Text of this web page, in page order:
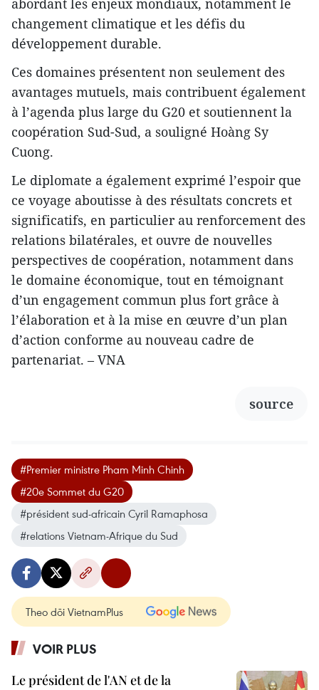
abordant les enjeux mondiaux, notamment le
changement climatique et les défis du
développement durable.
Ces domaines présentent non seulement des
avantages mutuels, mais contribuent également
à l’agenda plus large du G20 et soutiennent la
coopération Sud-Sud, a souligné Hoàng Sy
Cuong.
Le diplomate a également exprimé l’espoir que
ce voyage aboutisse à des résultats concrets et
significatifs, en particulier au renforcement des
relations bilatérales, et ouvre de nouvelles
perspectives de coopération, notamment dans
le domaine économique, tout en témoignant
d’un engagement commun plus fort grâce à
l’élaboration et à la mise en œuvre d’un plan
d’action conforme au nouveau cadre de
partenariat. – VNA
source
#Premier ministre Pham Minh Chinh
#20e Sommet du G20
#président sud-africain Cyril Ramaphosa
#relations Vietnam-Afrique du Sud
Theo dõi VietnamPlus
VOIR PLUS
Le président de l'AN et de la